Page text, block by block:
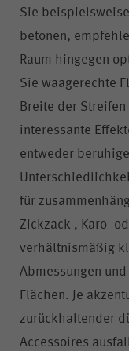
Sie
betonen,
Raum hingegen
Sie waagerechte
Breite der
interessante
entweder
für
Zickzack-, Karo-
verhältnismäßig
Abmessungen
Flächen. Je
zurückhaltender
Accessoires